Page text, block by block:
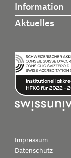
Information
Aktuelles
Impressum
Datenschutz